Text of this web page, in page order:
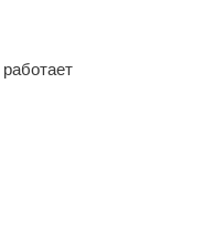
работает